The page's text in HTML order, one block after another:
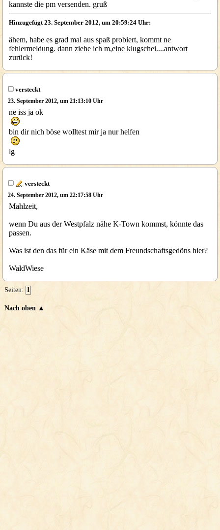
kannste die pm versenden. gruß
Hinzugefügt 23. September 2012, um 20:59:24 Uhr:
ähem, habe es grad mal aus spaß probiert, kommt ne
fehlermeldung. dann ziehe ich m,eine klugschei....antwort
zurück!
versteckt
23. September 2012, um 21:13:10 Uhr
ne iss ja ok
bin dir nich böse wolltest mir ja nur helfen
lg
versteckt
24. September 2012, um 22:17:58 Uhr
Mahlzeit,
wenn Du aus der Westpfalz nähe K-Town kommst, könnte das
passen.
Was ist den das für ein Käse mit dem Freundschaftsgedöns hier?
WaldWiese
Seiten: 1
Nach oben ▲